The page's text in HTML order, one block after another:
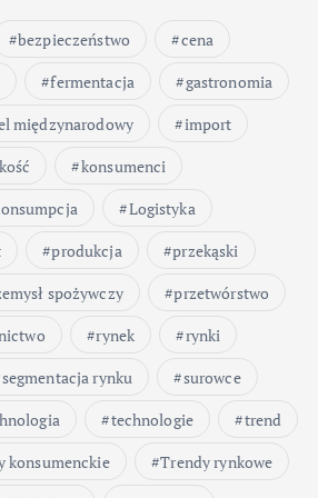
w
a
n
i
e
w
p
i
s
bezpieczeństwo
cena
fermentacja
gastronomia
międzynarodowy
import
konsumenci
Logistyka
produkcja
przekąski
spożywczy
przetwórstwo
rynek
rynki
segmentacja rynku
surowce
technologie
trend
konsumenckie
Trendy rynkowe